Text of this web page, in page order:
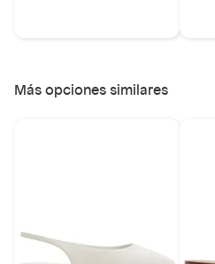
Más opciones similares